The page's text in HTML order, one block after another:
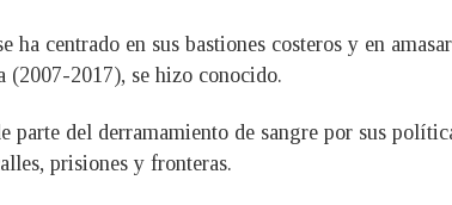
ha centrado en sus bastiones costeros y en
(2007-2017), se hizo conocido.
parte del derramamiento de sangre por sus
prisiones y fronteras.